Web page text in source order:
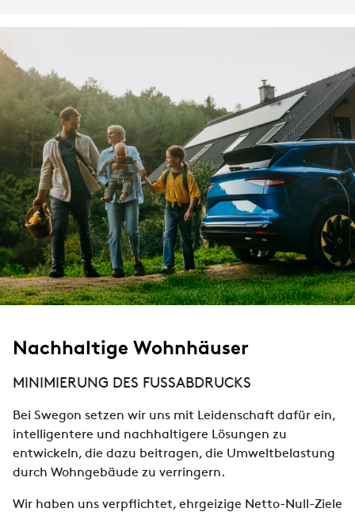
Nachhaltige Wohnhäuser
MINIMIERUNG DES FUSSABDRUCKS
Bei Swegon setzen wir uns mit Leidenschaft dafür ein,
intelligentere und nachhaltigere Lösungen zu
entwickeln, die dazu beitragen, die Umweltbelastung
durch Wohngebäude zu verringern.
Wir haben uns verpflichtet, ehrgeizige Netto-Null-Ziele